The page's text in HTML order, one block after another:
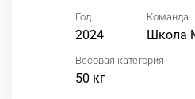
Год
2024
Команда
Школа
Весовая категория
50 кг